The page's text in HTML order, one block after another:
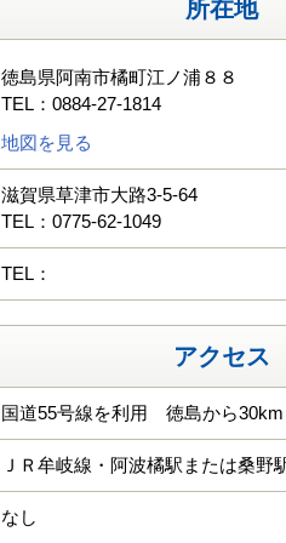
所在地
徳島県阿南市橘町江ノ浦８８
TEL：0884-27-1814
地図を見る
滋賀県草津市大路3-5-64
TEL：0775-62-1049
TEL：
アクセス
国道55号線を利用 徳島から30km
ＪＲ牟岐線・阿波橘駅または桑野
なし